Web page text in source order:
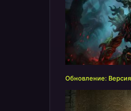
Обновление: Версия